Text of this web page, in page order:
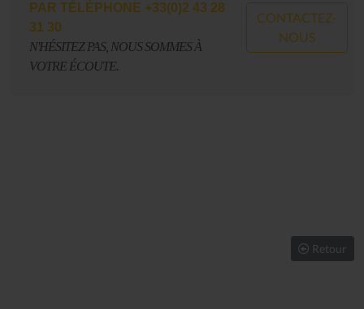
PAR EMAIL
CONTACT@LESALLUMESDUJAZZ.COM
N'HÉSITEZ PAS, NOUS SOMMES À
VOTRE ÉCOUTE.
CONTACTEZ-
NOUS
Retour